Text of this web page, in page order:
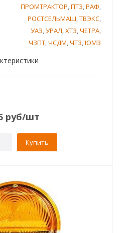
ПРОМТРАКТОР,ПТЗ,РАФ,
РОСТСЕЛЬМАШ,ТВЭКС,
УАЗ,УРАЛ,ХТЗ,ЧЕТРА,
ЧЗПТ,ЧСДМ,ЧТЗ,ЮМЗ
руб/шт
Купить